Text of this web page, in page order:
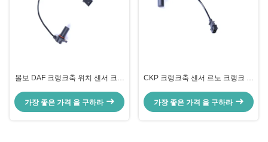
볼보 DAF 크랭크축 위치 센서 크랭
68029496AA
가장 좋은 가격 을 구하라
CKP 크랭크축 센서 르노 크랭크 센
04218699
가장 좋은 가격 을 구하라